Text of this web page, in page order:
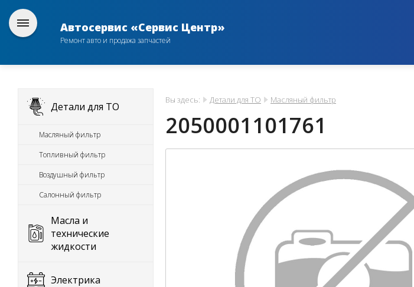
Автосервис «Сервис Центр»
Ремонт авто и продажа запчастей
Детали для ТО
Масляный фильтр
Топливный фильтр
Воздушный фильтр
Салонный фильтр
Масла и
технические
жидкости
Электрика
Вы здесь: Детали для ТО Масляный фильтр
2050001101761